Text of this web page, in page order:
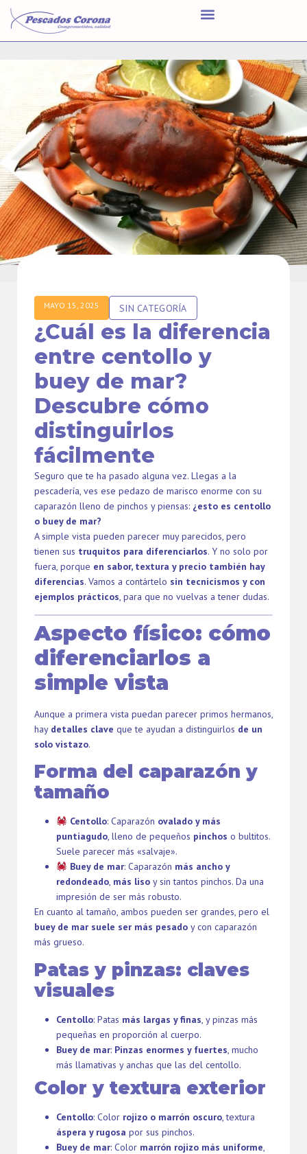
MAYO 15, 2025 SIN CATEGORÍA
¿Cuál es la diferencia
entre centollo y
buey de mar?
Descubre cómo
distinguirlos
fácilmente
Seguro que te ha pasado alguna vez. Llegas a la
pescadería, ves ese pedazo de marisco enorme con su
caparazón lleno de pinchos y piensas: ¿esto es centollo
o buey de mar?
A simple vista pueden parecer muy parecidos, pero
tienen sus truquitos para diferenciarlos. Y no solo por
fuera, porque en sabor, textura y precio también hay
diferencias. Vamos a contártelo sin tecnicismos y con
ejemplos prácticos, para que no vuelvas a tener dudas.
Aspecto físico: cómo
diferenciarlos a
simple vista
Aunque a primera vista puedan parecer primos hermanos,
hay detalles clave que te ayudan a distinguirlos de un
solo vistazo.
Forma del caparazón y
tamaño
Centollo: Caparazón ovalado y más
puntiagudo, lleno de pequeños pinchos o bultitos.
Suele parecer más «salvaje».
Buey de mar: Caparazón más ancho y
redondeado, más liso y sin tantos pinchos. Da una
impresión de ser más robusto.
En cuanto al tamaño, ambos pueden ser grandes, pero el
buey de mar suele ser más pesado y con caparazón
más grueso.
Patas y pinzas: claves
visuales
Centollo: Patas más largas y finas , y pinzas más
pequeñas en proporción al cuerpo.
Buey de mar: Pinzas enormes y fuertes , mucho
más llamativas y anchas que las del centollo.
Color y textura exterior
Centollo: Color rojizo o marrón oscuro , textura
áspera y rugosa por sus pinchos.
Buey de mar: Color marrón rojizo más uniforme